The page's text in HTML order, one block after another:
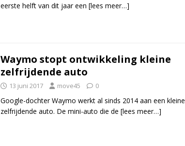
eerste helft van dit jaar een [lees meer…]
Waymo stopt ontwikkeling kleine
zelfrijdende auto
13 juni 2017 move45 0
Google-dochter Waymo werkt al sinds 2014 aan een kleine
zelfrijdende auto. De mini-auto die de [lees meer…]